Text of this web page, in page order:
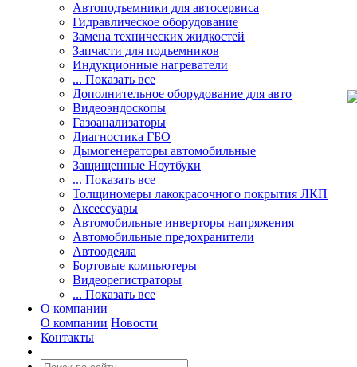
Автоподъемники для автосервиса
Гидравлическое оборудование
Замена технических жидкостей
Запчасти для подъемников
Индукционные нагреватели
... Показать все
Дополнительное оборудование для авто
Видеоэндоскопы
Газоанализаторы
Диагностика ГБО
Дымогенераторы автомобильные
Защищенные Ноутбуки
... Показать все
Толщиномеры лакокрасочного покрытия ЛКП
Аксессуары
Автомобильные инверторы напряжения
Автомобильные предохранители
Автоодеяла
Бортовые компьютеры
Видеорегистраторы
... Показать все
О компании
О компании Новости
Контакты